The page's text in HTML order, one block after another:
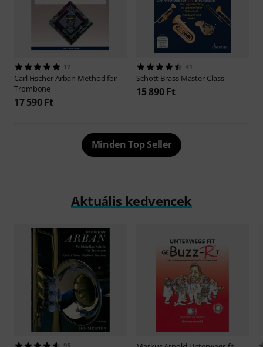
17
Carl FischerArban Method for
Trombone
17 590 Ft
41
Schott Brass Master Class
15 890 Ft
Minden Top Seller
Aktuális kedvencek